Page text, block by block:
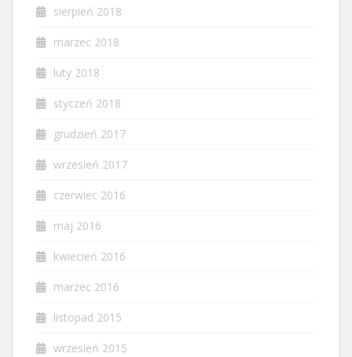
sierpień 2018
marzec 2018
luty 2018
styczeń 2018
grudzień 2017
wrzesień 2017
czerwiec 2016
maj 2016
kwiecień 2016
marzec 2016
listopad 2015
wrzesień 2015